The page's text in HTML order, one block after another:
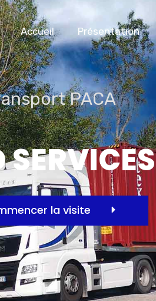
Accueil Présentation
PACA
SERVICES
la visite